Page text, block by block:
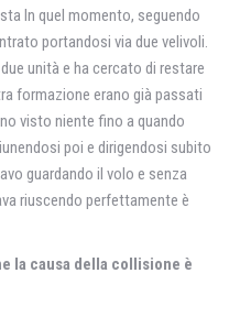
In quel momento, seguendo
portandosi via due velivoli.
unità e ha cercato di restare
formazione erano già passati
visto niente fino a quando
poi e dirigendosi subito
guardando il volo e senza
riuscendo perfettamente è
la causa della collisione è